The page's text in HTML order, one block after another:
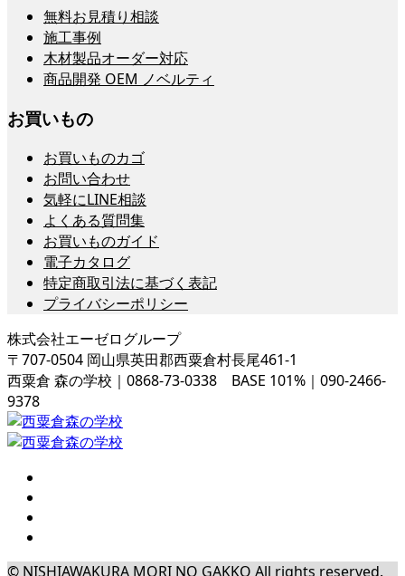
無料お見積り相談
施工事例
木材製品オーダー対応
商品開発 OEM ノベルティ
お買いもの
お買いものカゴ
お問い合わせ
気軽にLINE相談
よくある質問集
お買いものガイド
電子カタログ
特定商取引法に基づく表記
プライバシーポリシー
株式会社エーゼログループ
〒707-0504 岡山県英田郡西粟倉村長尾461-1
西粟倉 森の学校｜0868-73-0338 BASE 101%｜090-2466-
9378
© NISHIAWAKURA MORI NO GAKKO All rights reserved.